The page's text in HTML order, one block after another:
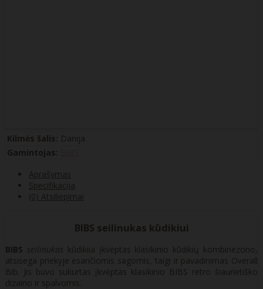
Kilmės šalis: Danija
Gamintojas:
Aprašymas
Specifikacija
(0) Atsiliepimai
BIBS seilinukas kūdikiui
BIBS seilinukas kūdikiui įkvėptas klasikinio kūdikių kombinezono,
atsisega priekyje esančiomis sagomis, taigi ir pavadinimas Overall
Bib. Jis buvo sukurtas įkvėptas klasikinio BIBS retro šiaurietiško
dizaino ir spalvomis.